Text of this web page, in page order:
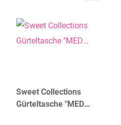
Sweet Collections
Gürteltasche "MED